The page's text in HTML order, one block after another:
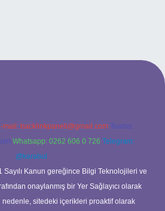
mail: backlinkpaneli@gmail.com Teams:
Whatsapp: 0262 606 0 726 Telegram:
@karabul
Sayılı Kanun gereğince Bilgi Teknolojileri ve
onaylanmış bir Yer Sağlayıcı olarak
nedenle, sitedeki içerikleri proaktif olarak